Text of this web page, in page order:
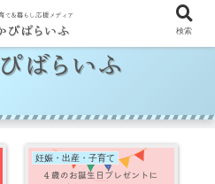
妊娠・出産・子育て
検索